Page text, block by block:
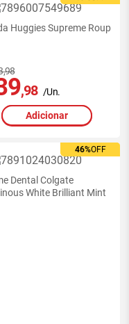
Huggies Supreme Roup
,98 /Un.
Adicionar
46%OFF
46%OFF
Dental Colgate
White Brilliant Mint